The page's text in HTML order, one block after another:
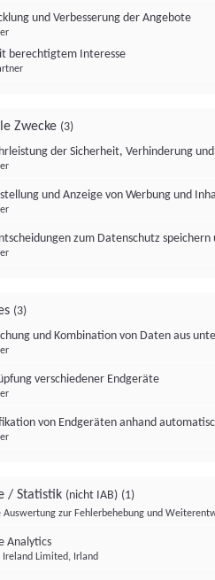
und Verbesserung der Angebote
berechtigtem Interesse
Zwecke (3)
der Sicherheit, Verhinderung
und Anzeige von Werbung und
zum Datenschutz
(3)
und Kombination von Daten aus
verschiedener Endgeräte
von Endgeräten anhand
/ Statistik (nicht IAB) (1)
Auswertung zur Fehlerbehebung und
Analytics
Ireland Limited, Irland